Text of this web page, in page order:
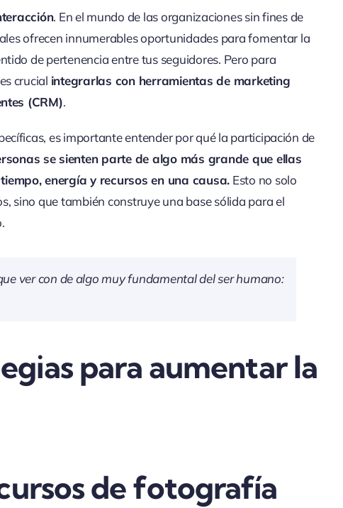
. En el mundo de las organizaciones sin fines de
ofrecen innumerables oportunidades para fomentar la
de pertenencia entre tus seguidores. Pero para
crucial integrarlas con herramientas de marketing
(CRM).
es importante entender por qué la participación de
se sienten parte de algo más grande que ellas
energía y recursos en una causa. Esto no solo
sino que también construye una base sólida para el
ver con de algo muy fundamental del ser humano:
para aumentar la
de fotografía